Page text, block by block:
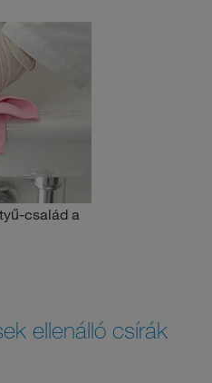
család a
ellenálló csírák